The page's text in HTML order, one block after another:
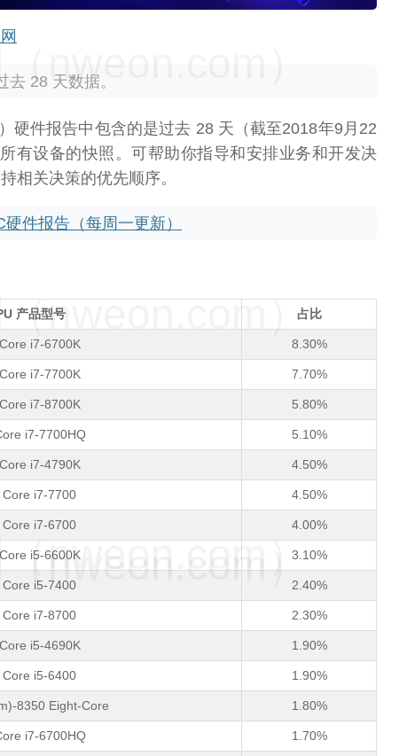
28 天数据。
）硬件报告中包含的是过去 28 天（截至2018年9月22
有设备的快照。可帮助你指导和安排业务和开发决
相关决策的优先顺序。
件报告（每周一更新）
产品型号 占比
i7-6700K 8.30%
i7-7700K 7.70%
i7-8700K 5.80%
i7-7700HQ 5.10%
i7-4790K 4.50%
Core i7-7700 4.50%
Core i7-6700 4.00%
i5-6600K 3.10%
Core i5-7400 2.40%
Core i7-8700 2.30%
i5-4690K 1.90%
Core i5-6400 1.90%
8350 Eight-Core 1.80%
i7-6700HQ 1.70%
nweon.com）
nweon.com）
nweon.com）
nweon.com）